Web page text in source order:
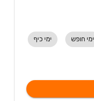
ימי חופש ימי כיף